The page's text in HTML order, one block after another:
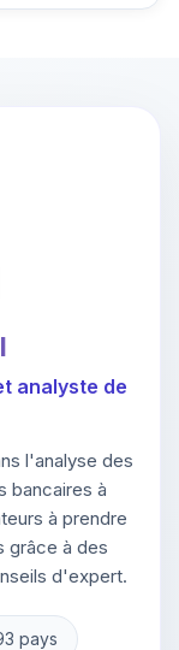
analyste de
l'analyse des
bancaires à
à prendre
grâce à des
d'expert.
pays